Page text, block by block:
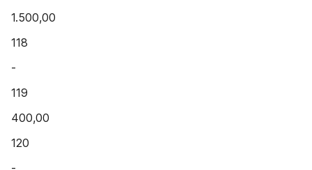
1.500,00
118
-
119
400,00
120